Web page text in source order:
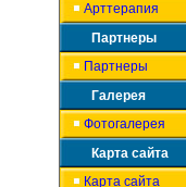
Арттерапия
Партнеры
Партнеры
Галерея
Фотогалерея
Карта сайта
Карта сайта